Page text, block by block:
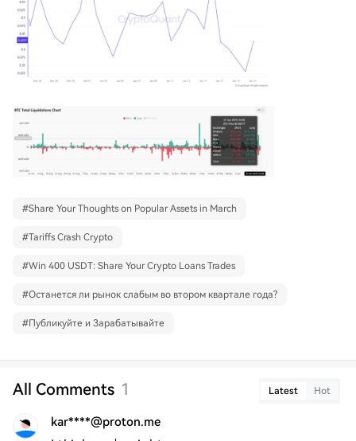
#Share Your Thoughts on Popular Assets in March
#Tariffs Crash Crypto
#Win 400 USDT: Share Your Crypto Loans Trades
#Останется ли рынок слабым во втором квартале года?
#Публикуйте и Зарабатывайте
All Comments 1 Latest Hot
kar****@proton.me